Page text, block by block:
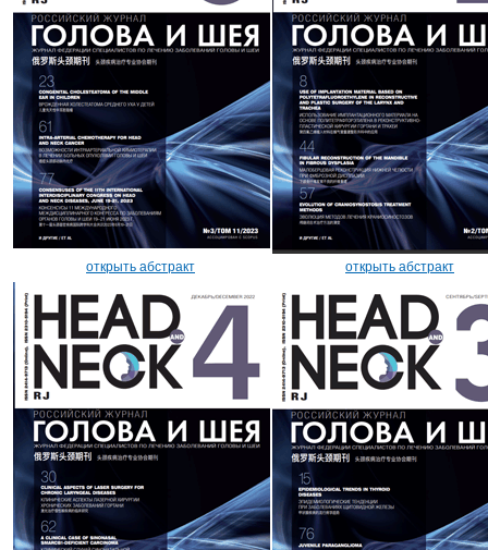
открыть абстракт открыть абстракт